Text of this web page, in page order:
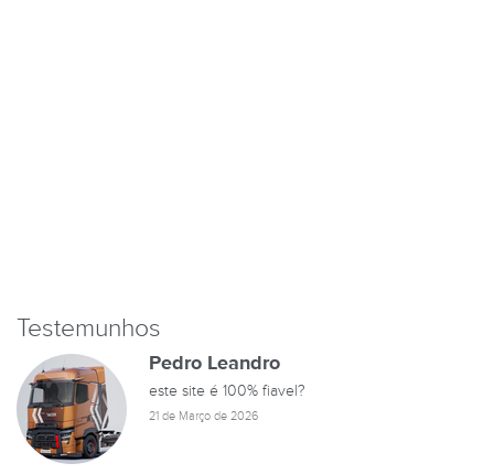
Testemunhos
Pedro Leandro
este site é 100% fiavel?
21 de Março de 2026